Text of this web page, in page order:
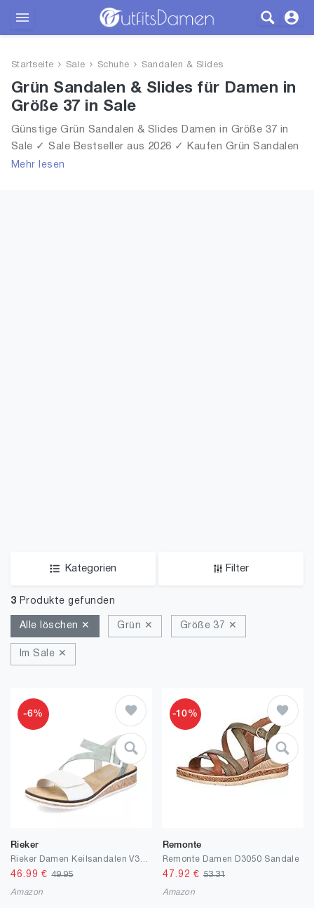
Bekleidung
Schuhe
Startseite Sale Schuhe Sandalen & Slides
Grün Sandalen & Slides für Damen in
Größe 37 in Sale
Günstige Grün Sandalen & Slides Damen in Größe 37 in
Sale ✓ Sale Bestseller aus 2026 ✓ Kaufen Grün Sandalen
& Slides für Frauen in Größe 37 in Sale!
Mehr lesen
Kategorien Filter
3 Produkte gefunden
Alle löschen ✕ Grün ✕ Größe 37 ✕
Im Sale ✕
-6%
Rieker
46.99 €49.95
Amazon
-10%
Remonte
Remonte Damen D3050 Sandale
47.92 € 53.31
Amazon